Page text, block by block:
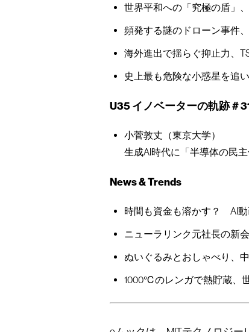
世界平和への「究極の盾」
頻発する謎のドローン事件
海外進出で揺らぐ抑止力、
史上最も危険な小惑星を追
U35 イノベーターの軌跡＃
小菅敦丈（東京大学）
生成AI時代に「半導体の民
News & Trends
時間も資金も溶かす？ AI動
ニューラリンク元社長の新
ぬいぐるみとおしゃべり、
1000℃のレンガで熱貯蔵、